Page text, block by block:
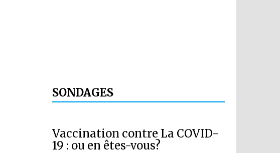
SONDAGES
Vaccination contre La COVID-
19 : ou en êtes-vous?